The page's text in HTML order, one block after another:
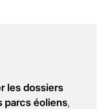
les dossiers
parcs éoliens,